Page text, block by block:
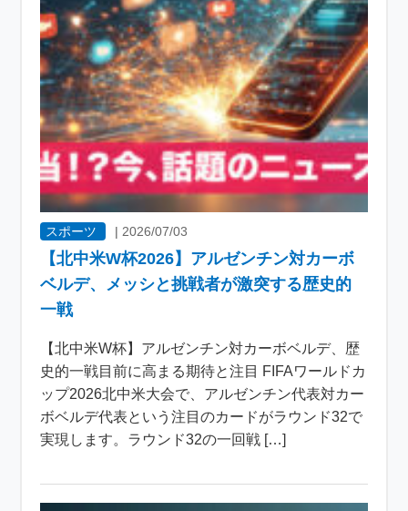
スポーツ |2026/07/03
【北中米W杯2026】アルゼンチン対カーボ
ベルデ、メッシと挑戦者が激突する歴史的
一戦
【北中米W杯】アルゼンチン対カーボベルデ、歴
史的一戦目前に高まる期待と注目 FIFAワールドカ
ップ2026北中米大会で、アルゼンチン代表対カー
ボベルデ代表という注目のカードがラウンド32で
実現します。ラウンド32の一回戦 […]